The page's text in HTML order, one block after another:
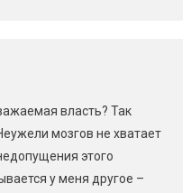
власть? Так
мозгов не хватает
этого
у меня другое –